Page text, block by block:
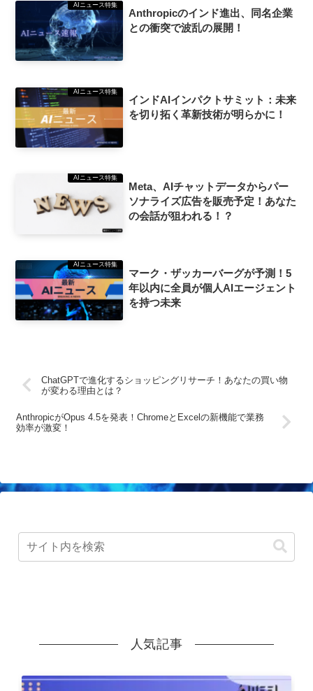
AIニュース特集
Anthropicのインド進出、同名企業
との衝突で波乱の展開！
AIニュース特集
インドAIインパクトサミット：未来
を切り拓く革新技術が明らかに！
AIニュース特集
Meta、AIチャットデータからパー
ソナライズ広告を販売予定！あなた
の会話が狙われる！？
AIニュース特集
マーク・ザッカーバーグが予測！5
年以内に全員が個人AIエージェント
を持つ未来
ChatGPTで進化するショッピングリサーチ！あなたの買い物
が変わる理由とは？
AnthropicがOpus 4.5を発表！ChromeとExcelの新機能で業務
効率が激変！
人気記事